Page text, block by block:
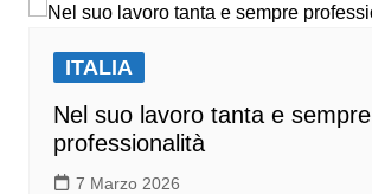
ITALIA
Nel suo lavoro tanta e sempre
professionalità
7 Marzo 2026